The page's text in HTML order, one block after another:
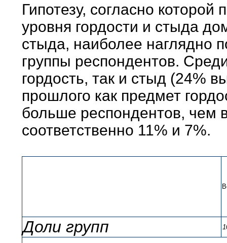
Гипотезу, согласно
уровня гордости и стыда
стыда, наиболее наглядно
группы респондентов.
гордость, так и стыд (24%
прошлого как предмет
больше респондентов, чем
соответственно 11% и 7%.
Доли групп